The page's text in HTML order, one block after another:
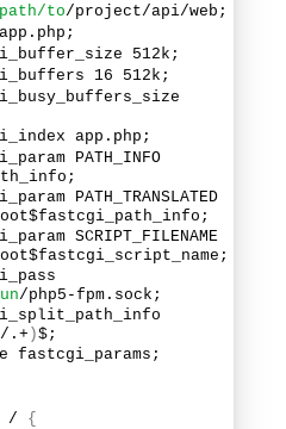
to/project/api/web;
php ;
512k;
16 512k;
app.
php ;
PATH_INFO
PATH_TRANSLATED
SCRIPT_FILENAME
/php5-fpm. sock ;
/.+ )$;
fastcgi_params;
/
{